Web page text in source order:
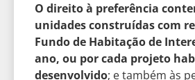
O direito à preferência
unidades construídas com
Fundo de Habitação de
ano, ou por cada projeto
desenvolvido; e também às